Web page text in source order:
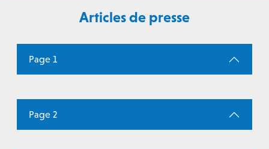
Articles de presse
Page 1
Page 2